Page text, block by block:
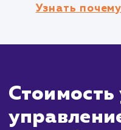
репутацией
Новым или
бренд еще не